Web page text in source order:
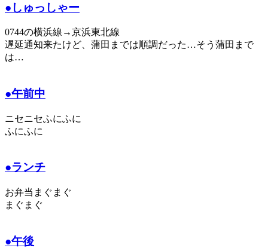
●しゅっしゃー
0744の横浜線→京浜東北線
遅延通知来たけど、蒲田までは順調だった…そう蒲田まで
は…
●午前中
ニセニセふにふに
ふにふに
●ランチ
お弁当まぐまぐ
まぐまぐ
●午後